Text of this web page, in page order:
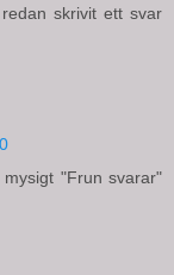
skrivit ett svar
"Frun svarar"